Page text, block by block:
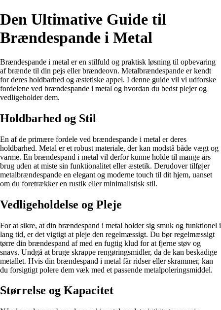
Den Ultimative Guide til
Brændespande i Metal
Brændespande i metal er en stilfuld og praktisk løsning til opbevaring
af brænde til din pejs eller brændeovn. Metalbrændespande er kendt
for deres holdbarhed og æstetiske appel. I denne guide vil vi udforske
fordelene ved brændespande i metal og hvordan du bedst plejer og
vedligeholder dem.
Holdbarhed og Stil
En af de primære fordele ved brændespande i metal er deres
holdbarhed. Metal er et robust materiale, der kan modstå både vægt og
varme. En brændespand i metal vil derfor kunne holde til mange års
brug uden at miste sin funktionalitet eller æstetik. Derudover tilføjer
metalbrændespande en elegant og moderne touch til dit hjem, uanset
om du foretrækker en rustik eller minimalistisk stil.
Vedligeholdelse og Pleje
For at sikre, at din brændespand i metal holder sig smuk og funktionel i
lang tid, er det vigtigt at pleje den regelmæssigt. Du bør regelmæssigt
tørre din brændespand af med en fugtig klud for at fjerne støv og
snavs. Undgå at bruge skrappe rengøringsmidler, da de kan beskadige
metallet. Hvis din brændespand i metal får ridser eller skrammer, kan
du forsigtigt polere dem væk med et passende metalpoleringsmiddel.
Størrelse og Kapacitet